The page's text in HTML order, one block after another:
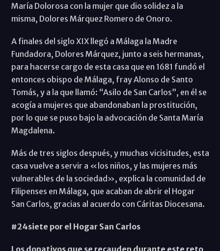
María Dolorosa con la mujer que dio solidez a la
misma, Dolores Márquez Romero de Onoro.
A finales del siglo XIX llegó a Málaga la Madre
Fundadora, Dolores Márquez, junto a seis hermanas,
para hacerse cargo de esta casa que en 1681 fundó el
entonces obispo de Málaga, fray Alonso de Santo
Tomás, y a la que llamó: “Asilo de San Carlos”, en él se
acogía a mujeres que abandonaban la prostitución,
por lo que se puso bajo la advocación de Santa María
Magdalena.
Más de tres siglos después, y muchas vicisitudes, esta
casa vuelve a servir a «los niños, y las mujeres más
vulnerables de la sociedad», explica la comunidad de
Filipenses en Málaga, que acaban de abrir el Hogar
San Carlos, gracias al acuerdo con Cáritas Diocesana.
#24siete por el Hogar San Carlos
Los donativos que se recauden durante este reto